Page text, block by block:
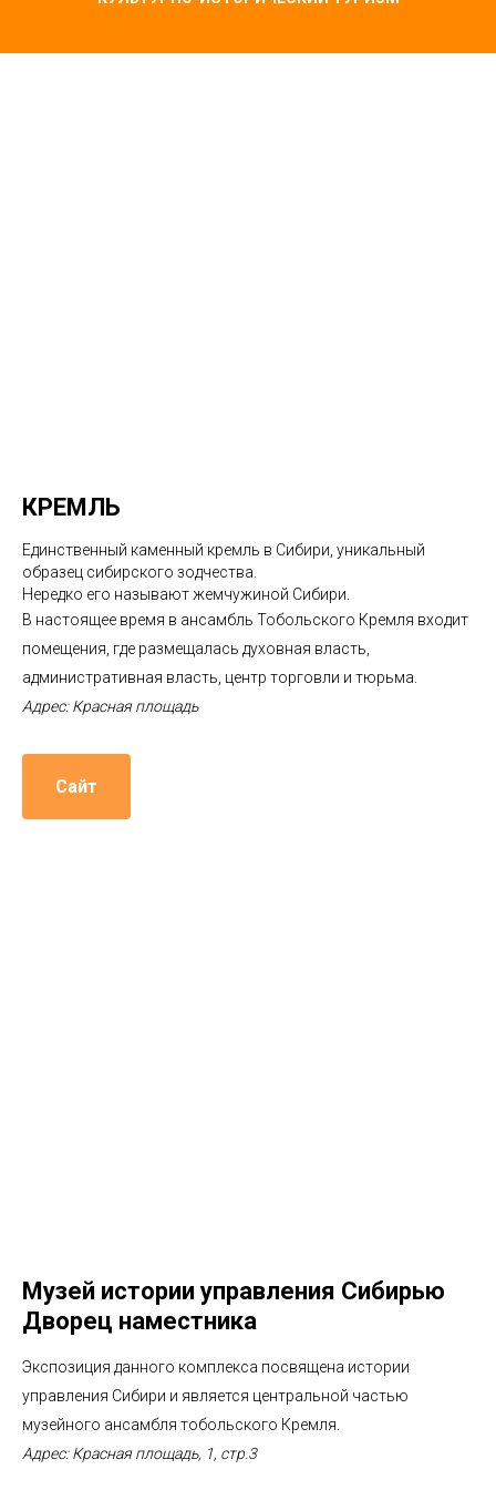
КРЕМЛЬ
Единственный каменный кремль в Сибири, уникальный
образец сибирского зодчества.
Нередко его называют жемчужиной Сибири.
В настоящее время в ансамбль Тобольского Кремля входит
помещения, где размещалась духовная власть,
административная власть, центр торговли и тюрьма.
Адрес: Красная площадь
Сайт
Музей истории управления Сибирью
Дворец наместника
Экспозиция данного комплекса посвящена истории
управления Сибири и является центральной частью
музейного ансамбля тобольского Кремля.
Адрес: Красная площадь, 1, стр.3